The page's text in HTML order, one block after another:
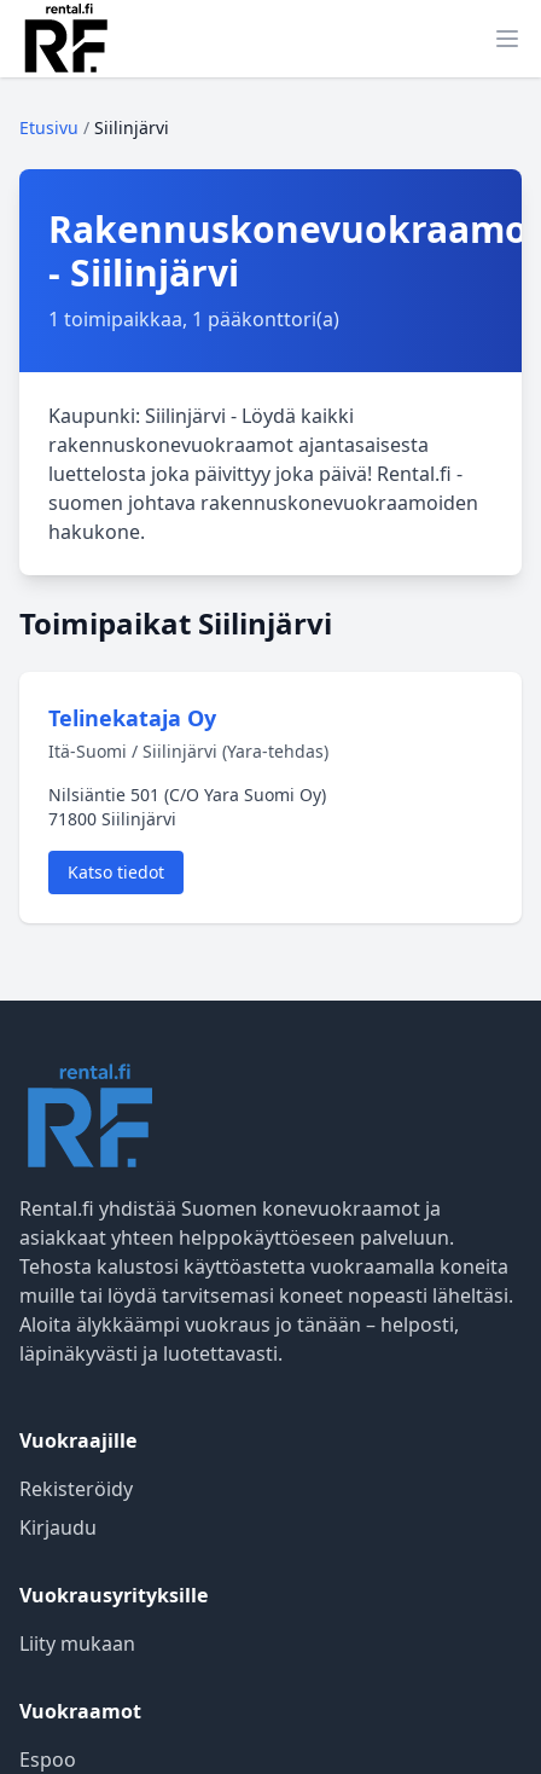
Etusivu / Siilinjärvi
- Siilinjärvi
1 toimipaikkaa, 1 pääkonttori(a)
Kaupunki: Siilinjärvi - Löydä kaikki
rakennuskonevuokraamot ajantasaisesta
luettelosta joka päivittyy joka päivä! Rental.fi -
suomen johtava rakennuskonevuokraamoiden
hakukone.
Toimipaikat Siilinjärvi
Telinekataja Oy
Itä‑Suomi / Siilinjärvi (Yara‑tehdas)
Nilsiäntie 501 (C/O Yara Suomi Oy)
71800 Siilinjärvi
Katso tiedot
Rental.fi yhdistää Suomen konevuokraamot ja
asiakkaat yhteen helppokäyttöeseen palveluun.
Tehosta kalustosi käyttöastetta vuokraamalla koneita
muille tai löydä tarvitsemasi koneet nopeasti läheltäsi.
Aloita älykkäämpi vuokraus jo tänään – helposti,
läpinäkyvästi ja luotettavasti.
Vuokraajille
Rekisteröidy
Kirjaudu
Vuokrausyrityksille
Liity mukaan
Vuokraamot
Espoo